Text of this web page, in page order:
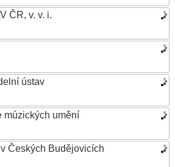
ČR, v. v. i.
ústav
múzických umění
Českých Budějovicích